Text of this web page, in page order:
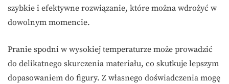
szybkie i efektywne rozwiązanie, które można wdrożyć w
dowolnym momencie.
Pranie spodni w wysokiej temperaturze może prowadzić
do delikatnego skurczenia materiału, co skutkuje lepszym
dopasowaniem do figury. Z własnego doświadczenia mogę